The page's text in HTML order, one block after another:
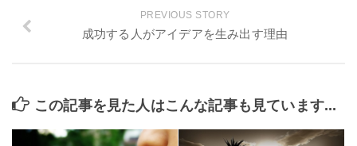
PREVIOUS STORY
成功する人がアイデアを生み出す理由
この記事を見た人はこんな記事も見ています...